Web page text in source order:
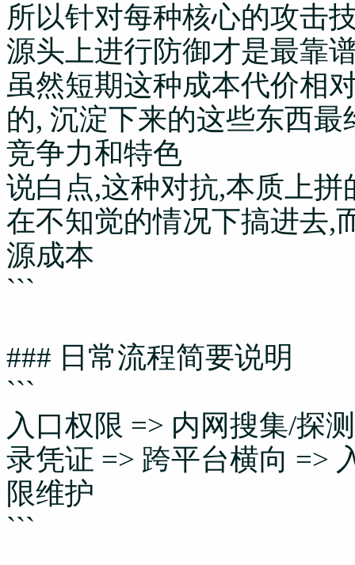
所以针对每种核心的攻击
源头上进行防御才是最靠
虽然短期这种成本代价相
的, 沉淀下来的这些东西
竞争力和特色
说白点,这种对抗,本质上
在不知觉的情况下搞进去,
源成本
```
### 日常流程简要说明
```
入口权限 => 内网搜集/探
录凭证 => 跨平台横向 =>
限维护
```